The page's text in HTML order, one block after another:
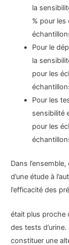
la
% pour les
Pour le
la
pour les
Pour les
sensibilité
pour les
Dans
d’une étude à
l’efficacité des
était plus proche
des tests
constituer une